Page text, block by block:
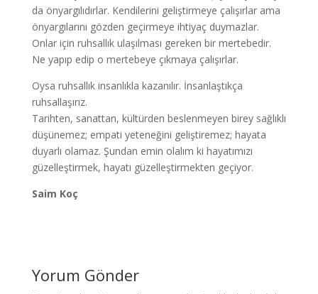
da önyargılıdırlar. Kendilerini geliştirmeye çalışırlar ama
önyargılarını gözden geçirmeye ihtiyaç duymazlar.
Onlar için ruhsallık ulaşılması gereken bir mertebedir.
Ne yapıp edip o mertebeye çıkmaya çalışırlar.
Oysa ruhsallık insanlıkla kazanılır. İnsanlaştıkça
ruhsallaşırız.
Tarihten, sanattan, kültürden beslenmeyen birey sağlıklı
düşünemez; empati yeteneğini geliştiremez; hayata
duyarlı olamaz. Şundan emin olalım ki hayatımızı
güzelleştirmek, hayatı güzelleştirmekten geçiyor.
Saim Koç
Yorum Gönder